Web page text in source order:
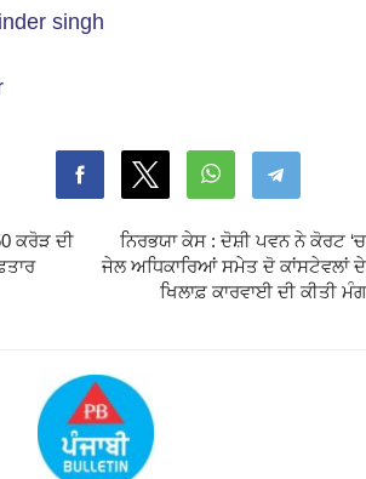
singh
ਕਰੋੜ ਦੀ
ਨਿਰਭਯਾ ਕੇਸ : ਦੋਸ਼ੀ ਪਵਨ ਨੇ ਕੋਰਟ ‘ਚ
ਜੇਲ ਅਧਿਕਾਰਿਆਂ ਸਮੇਤ ਦੋ ਕਾਂਸਟੇਵਲਾਂ ਦੇ
ਖਿਲਾਫ਼ ਕਾਰਵਾਈ ਦੀ ਕੀਤੀ ਮੰਗ